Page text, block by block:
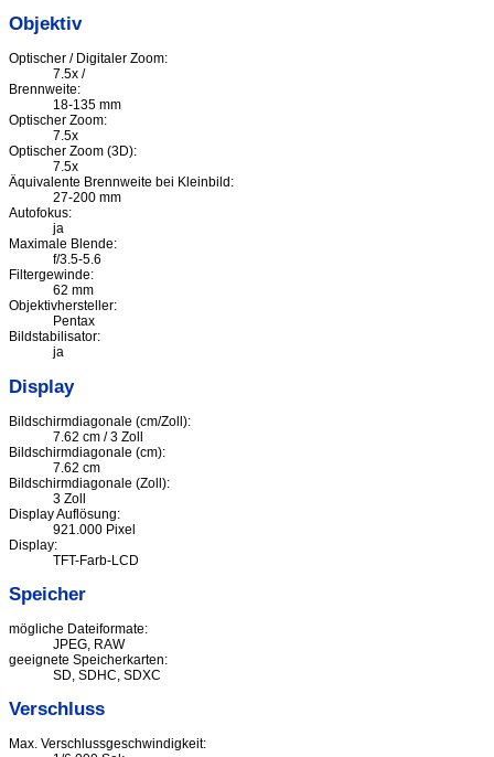
Objektiv
Optischer / Digitaler Zoom:
7.5x /
Brennweite:
18-135 mm
Optischer Zoom:
7.5x
Optischer Zoom (3D):
7.5x
Äquivalente Brennweite bei Kleinbild:
27-200 mm
Autofokus:
ja
Maximale Blende:
f/3.5-5.6
Filtergewinde:
62 mm
Objektivhersteller:
Pentax
Bildstabilisator:
ja
Display
Bildschirmdiagonale (cm/Zoll):
7.62 cm / 3 Zoll
Bildschirmdiagonale (cm):
7.62 cm
Bildschirmdiagonale (Zoll):
3 Zoll
Display Auflösung:
921.000 Pixel
Display:
TFT-Farb-LCD
Speicher
mögliche Dateiformate:
JPEG, RAW
geeignete Speicherkarten:
SD, SDHC, SDXC
Verschluss
Max. Verschlussgeschwindigkeit: